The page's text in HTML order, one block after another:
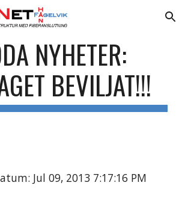
Skip to navigation
NYHETER:
BEVILJAT!!!
Jul 09, 2013 7:17:16 PM